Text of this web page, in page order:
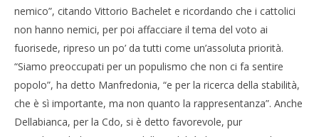
nemico”, citando Vittorio Bachelet e ricordando che i cattolici
non hanno nemici, per poi affacciare il tema del voto ai
fuorisede, ripreso un po’ da tutti come un’assoluta priorità.
“Siamo preoccupati per un populismo che non ci fa sentire
popolo”, ha detto Manfredonia, “e per la ricerca della stabilità,
che è sì importante, ma non quanto la rappresentanza”. Anche
Dellabianca, per la Cdo, si è detto favorevole, pur